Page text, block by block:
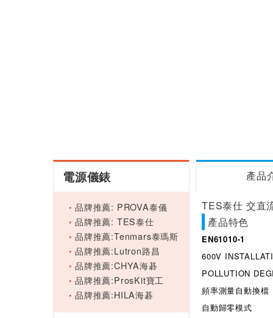
電源儀錶
品牌推薦: PROVA泰儀
品牌推薦: TES泰仕
品牌推薦:Tenmars泰瑪斯
品牌推薦:Lutron路昌
品牌推薦:CHYA海碁
品牌推薦:ProsKit寶工
品牌推薦:HILA海碁
產品
TES泰仕 交直
產品特色
EN61010-1
600V
POLLUTION
頻率測量自動換檔
自動歸零模式